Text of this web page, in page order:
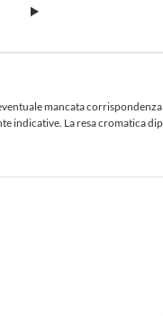
mancata
La resa cromatica